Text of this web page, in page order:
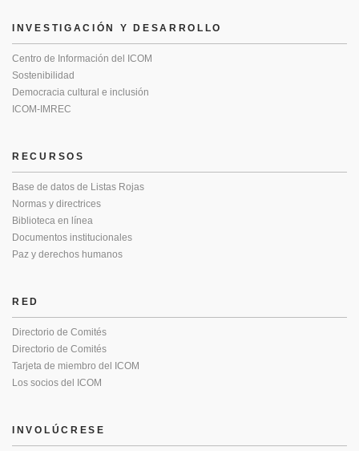
INVESTIGACIÓN Y DESARROLLO
Centro de Información del ICOM
Sostenibilidad
Democracia cultural e inclusión
ICOM-IMREC
RECURSOS
Base de datos de Listas Rojas
Normas y directrices
Biblioteca en línea
Documentos institucionales
Paz y derechos humanos
RED
Directorio de Comités
Directorio de Comités
Tarjeta de miembro del ICOM
Los socios del ICOM
INVOLÚCRESE